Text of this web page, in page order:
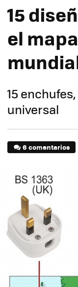
15
el
15
universal
6 comentarios